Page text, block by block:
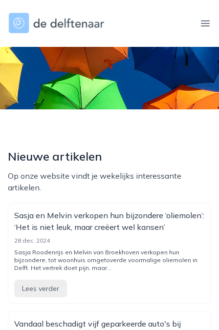
dedelftenaar.nl
Nieuwe artikelen
Op onze website vindt je wekelijks interessante
artikelen.
Sasja en Melvin verkopen hun bijzondere ‘oliemolen’:
‘Het is niet leuk, maar creëert wel kansen’
28 dec. 2024
Sasja Roodenrijs en Melvin van Broekhoven verkopen hun
bijzondere, tot woonhuis omgetoverde voormalige oliemolen in
Delft. Het vertrek doet pijn, maar...
Lees verder
Vandaal beschadigt vijf geparkeerde auto's bij